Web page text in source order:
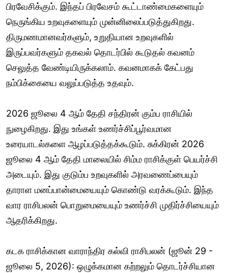
பிரவேசிக்கும். இந்தப் பிரவேசம் கூட்டாண்மைகளையும்
நெருங்கிய உறவுகளையும் முன்னிலைப்படுத்துகிறது.
திருமணமானவர்களும், உறுதியான உறவுகளில்
இருப்பவர்களும் தகவல் தொடர்பில் கூடுதல் கவனம்
செலுத்த வேண்டியிருக்கலாம். கவனமாகக் கேட்பது
நம்பிக்கையை வலுப்படுத்த உதவும்.
2026 ஜூலை 4 ஆம் தேதி சந்திரன் கும்ப ராசியில்
நுழைகிறது. இது உங்கள் உணர்ச்சிப்பூர்வமான
உரையாடல்களை ஆழப்படுத்தக்கூடும். சுக்கிரன் 2026
ஜூலை 4 ஆம் தேதி மாலையில் சிம்ம ராசிக்குள் பெயர்ச்சி
அடையும். இது குடும்ப உறவுகளில் அரவணைப்பையும்
தாராள மனப்பான்மையையும் கொண்டு வரக்கூடும். இந்த
வார ராசிபலன் பொறுமையையும் உணர்ச்சி முதிர்ச்சியையும்
ஆதரிக்கிறது.
கடக ராசிக்கான வாராந்திர கல்வி ராசிபலன் (ஜூன் 29 -
ஜூலை 5, 2026): ஒழுக்கமான கற்றலும் தொடர்ச்சியான